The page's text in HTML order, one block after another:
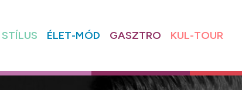
STÍLUS ÉLET-MÓD GASZTRO KUL-TOUR